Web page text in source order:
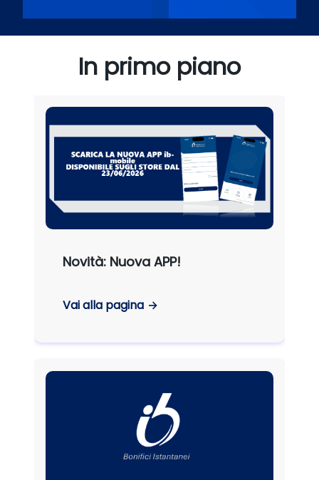
In primo piano
Novità: Nuova APP!
Vai alla pagina